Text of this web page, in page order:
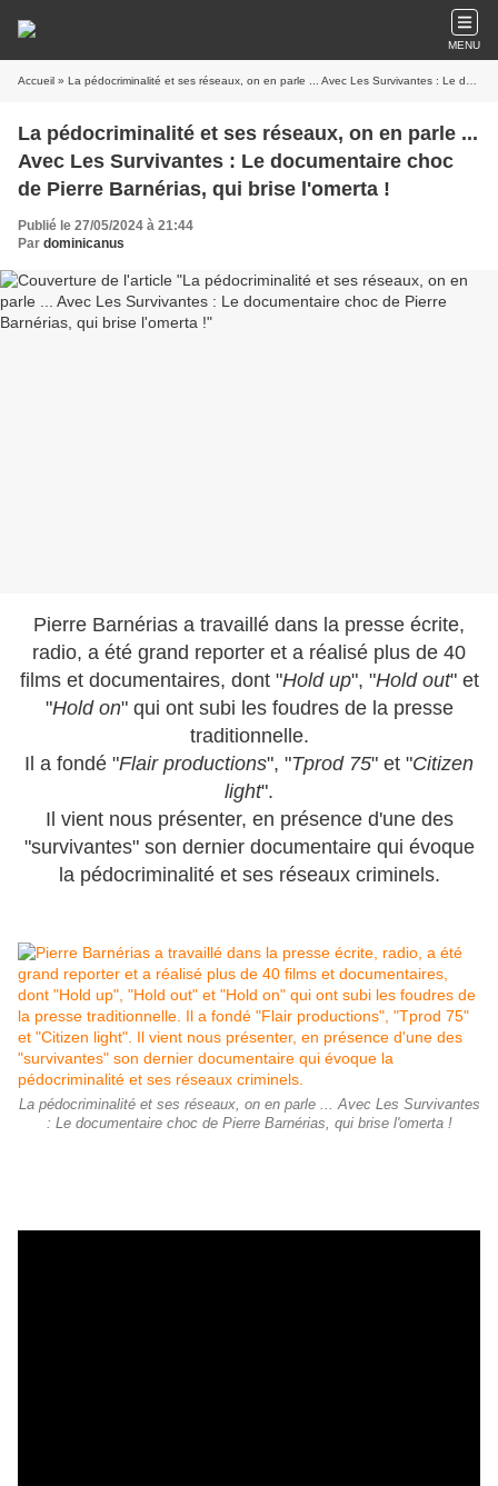
MENU
Accueil » La pédocriminalité et ses réseaux, on en parle ... Avec Les Survivantes : Le documentaire choc de Pierre Barnérias, qui brise l'omerta !
La pédocriminalité et ses réseaux, on en parle ...
Avec Les Survivantes : Le documentaire choc
de Pierre Barnérias, qui brise l'omerta !
Publié le 27/05/2024 à 21:44
Par dominicanus
Pierre Barnérias a travaillé dans la presse écrite,
radio, a été grand reporter et a réalisé plus de 40
films et documentaires, dont "Hold up", "Hold out" et
"Hold on" qui ont subi les foudres de la presse
traditionnelle.
Il a fondé "Flair productions", "Tprod 75" et "Citizen
light".
Il vient nous présenter, en présence d'une des
"survivantes" son dernier documentaire qui évoque
la pédocriminalité et ses réseaux criminels.
La pédocriminalité et ses réseaux, on en parle ... Avec Les Survivantes
: Le documentaire choc de Pierre Barnérias, qui brise l'omerta !